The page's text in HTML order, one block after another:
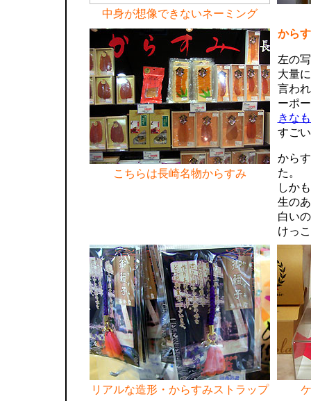
中身が想像できないネーミング
こちらは長崎名物からすみ
から
左の
大量
言わ
ーポ
きな
すご
から
た。
しか
生の
白い
けっ
リアルな造形・からすみストラップ